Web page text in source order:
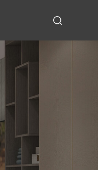
衣柜系列